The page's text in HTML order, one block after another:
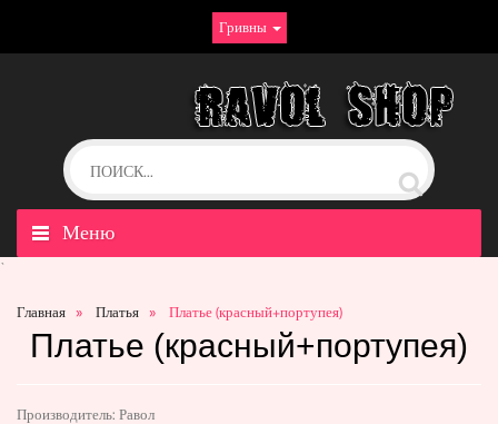
Гривны
Меню
`
Главная Платья Платье (красный+портупея)
Платье (красный+портупея)
Производитель: Равол